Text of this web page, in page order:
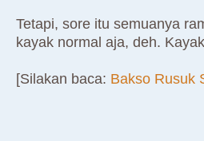
Tetapi, sore itu semuanya
kayak normal aja, deh.
[Silakan baca: Bakso Rusuk